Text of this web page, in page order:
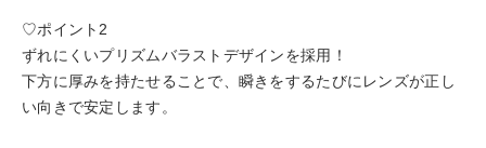
♡ポイント2
ずれにくいプリズムバラストデザインを採用！
下方に厚みを持たせることで、瞬きをするたびにレンズが正し
い向きで安定します。